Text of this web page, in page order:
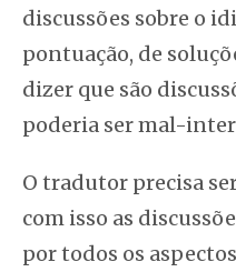
discussões sobre o
pontuação, de
dizer que são
poderia ser mal-
O tradutor precisa
com isso as
por todos os